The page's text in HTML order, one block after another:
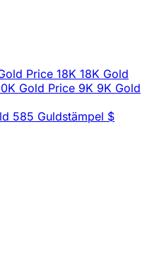
Price 18K 18K Gold
Gold Price 9K 9K Gold
585 Guldstämpel $